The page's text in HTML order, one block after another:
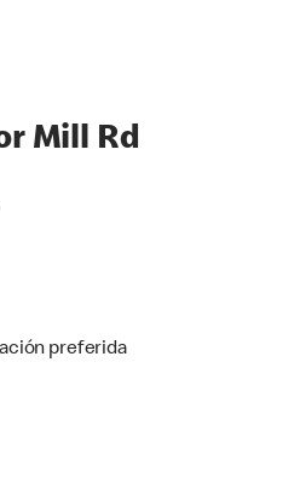
Mill Rd
preferida